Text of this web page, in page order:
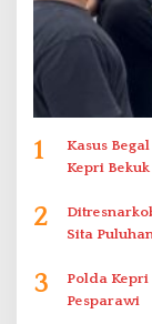
1
Kasus
Kepri
2
Sita
3
Polda Kepri
Pesparawi